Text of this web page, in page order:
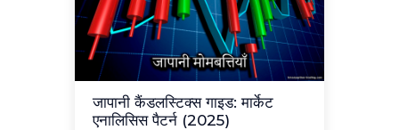
जापानी कैंडलस्टिक्स गाइड: मार्केट
एनालिसिस पैटर्न (2025)